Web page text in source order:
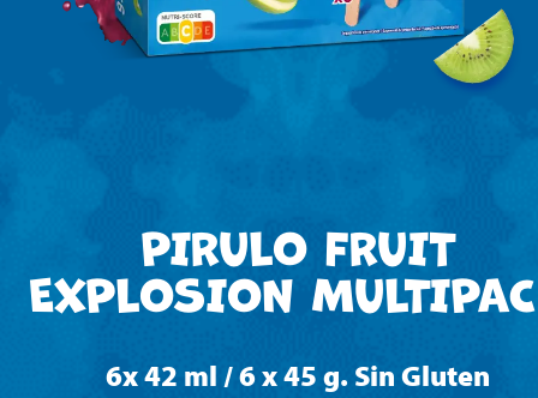
PIRULO FRUIT
EXPLOSION
6x 42 ml / 6 x 45 g. Sin Gluten